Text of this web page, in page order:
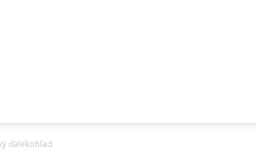
ďalekohľad